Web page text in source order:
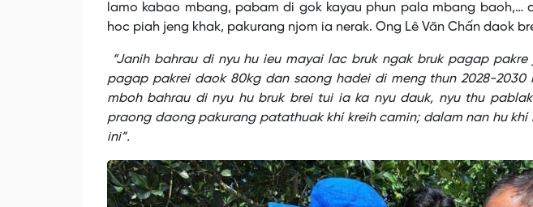
lamo kabao mbang, pabam di gok kayau phun pala mbang baoh,…
hoc piah jeng khak, pakurang njom ia nerak. Ong Lê Văn Chấn daok
“Janih bahrau di nyu hu ieu mayai lac bruk ngak bruk pagap
pagap pakrei daok 80kg dan saong hadei di meng thun 2028-2030
mboh bahrau di nyu hu bruk brei tui ia ka nyu dauk, nyu thu
praong daong pakurang patathuak khí kreih camin; dalam nan hu
ini”.